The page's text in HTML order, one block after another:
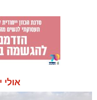
אולי